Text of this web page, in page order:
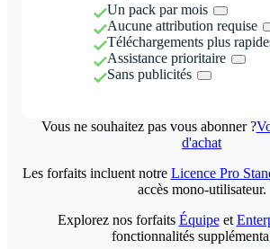
Un pack par mois
Aucune attribution requise
Téléchargements plus
Assistance prioritaire
Sans publicités
Vous ne souhaitez pas vous abonner ?
d'achat
Les forfaits incluent notre Licence Pro
accès mono-utilisateur.
Explorez nos forfaits Équipeet
fonctionnalités